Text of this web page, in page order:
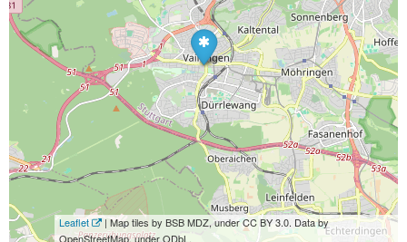
Leaflet
| Map tiles by BSB MDZ, under CC BY 3.0. Data by
OpenStreetMap, under ODbL.